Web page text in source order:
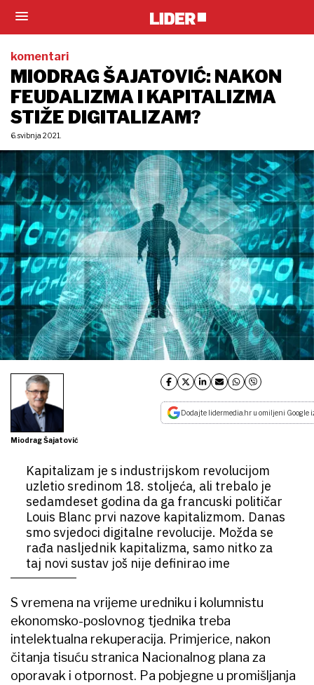
komentari
MIODRAG ŠAJATOVIĆ: NAKON
FEUDALIZMA I KAPITALIZMA
STIŽE DIGITALIZAM?
6. svibnja 2021.
Miodrag Šajatović
Dodajte lidermedia.hr u omiljeni Google
Kapitalizam je s industrijskom revolucijom
uzletio sredinom 18. stoljeća, ali trebalo je
sedamdeset godina da ga francuski političar
Louis Blanc prvi nazove kapitalizmom. Danas
smo svjedoci digitalne revolucije. Možda se
rađa nasljednik kapitalizma, samo nitko za
taj novi sustav još nije definirao ime
S vremena na vrijeme uredniku i kolumnistu
ekonomsko-poslovnog tjednika treba
intelektualna rekuperacija. Primjerice, nakon
čitanja tisuću stranica Nacionalnog plana za
oporavak i otpornost. Pa pobjegne u promišljanja